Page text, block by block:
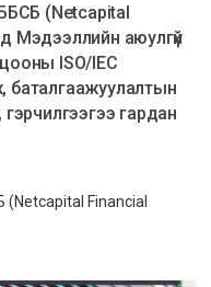
(Netcapital
Мэдээллийн аюулгүй
ISO/IEC
баталгаажуулалтын
гардан
Financial